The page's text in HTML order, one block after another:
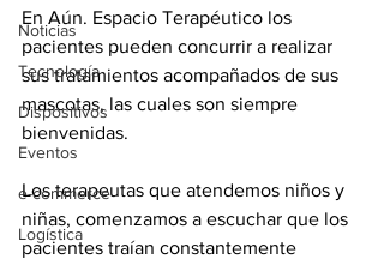
Noticias
Tecnología
Dispositivos
Eventos
e-commerce
Logística
En Aún. Espacio Terapéutico los
pacientes pueden concurrir a realizar
sus tratamientos acompañados de sus
mascotas, las cuales son siempre
bienvenidas.
Los terapeutas que atendemos niños y
niñas, comenzamos a escuchar que los
pacientes traían constantemente